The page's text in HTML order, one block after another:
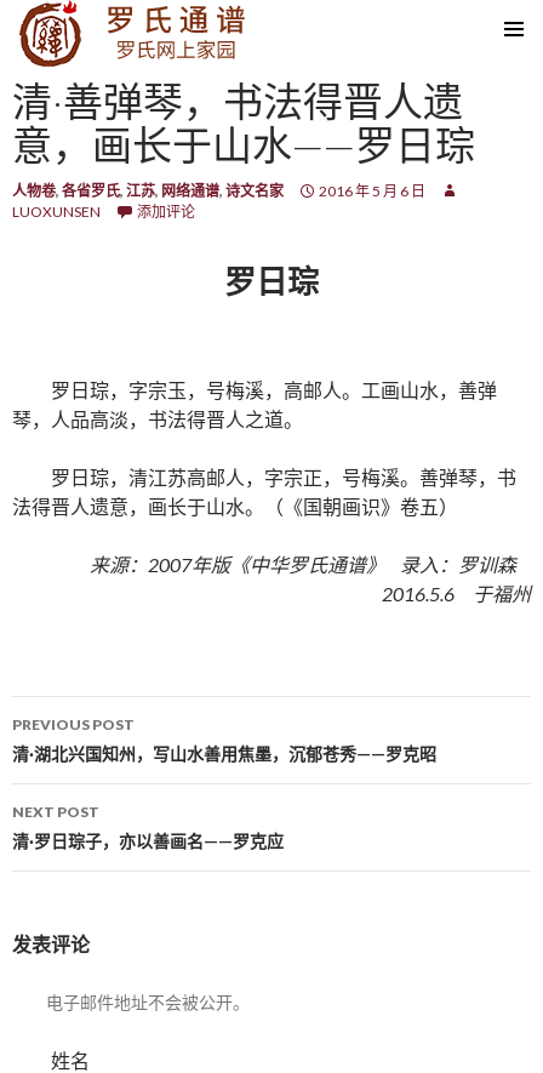
SKIP TO CONTENT
清·善弹琴，书法得晋人遗
意，画长于山水——罗日琮
人物卷, 各省罗氏, 江苏, 网络通谱, 诗文名家
2016 年 5 月 6 日
LUOXUNSEN
添加评论
罗日琮
罗日琮，字宗玉，号梅溪，高邮人。工画山水，善弹
琴，人品高淡，书法得晋人之道。
罗日琮，清江苏高邮人，字宗正，号梅溪。善弹琴，书
法得晋人遗意，画长于山水。（《国朝画识》卷五）
来源：2007年版《中华罗氏通谱》 录入：罗训森
2016.5.6 于福州
Post navigation
PREVIOUS POST
清·湖北兴国知州，写山水善用焦墨，沉郁苍秀——罗克昭
NEXT POST
清·罗日琮子，亦以善画名——罗克应
发表评论
电子邮件地址不会被公开。
姓名